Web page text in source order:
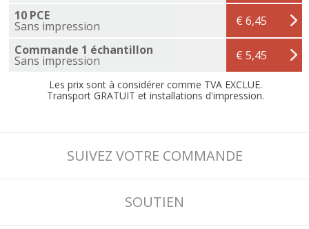
10 PCE
Sans impression
€ 6,45
Commande 1 échantillon
Sans impression € 5,45
Les prix sont à considérer comme TVA EXCLUE.
Transport GRATUIT et installations d'impression.
SUIVEZ VOTRE COMMANDE
SOUTIEN